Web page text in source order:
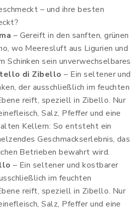
– und ihre besten
– Gereift in den sanften, grünen
wo Meeresluft aus Ligurien und
Schinken sein unverwechselbares
di Zibello – Ein seltener und
der ausschließlich im feuchten
reift, speziell in Zibello. Nur
Salz, Pfeffer und eine
Kellern: So entsteht ein
Geschmackserlebnis, das
Betrieben bewahrt wird.
– Ein seltener und kostbarer
im feuchten
reift, speziell in Zibello. Nur
Salz, Pfeffer und eine